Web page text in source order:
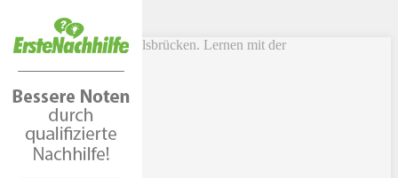
Skip to main content
Vokabel Lernen mit Eselsbrücken. Lernen mit der
Bestseller
Etsy-Shop
Fire Tablets Kids
T-Shirts
Blog